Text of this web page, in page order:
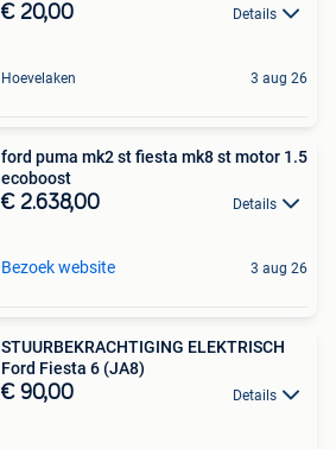
€ 20,00 Details
Hoevelaken 3 aug 26
ford puma mk2 st fiesta mk8 st motor 1.5
ecoboost
€ 2.638,00 Details
Bezoek website 3 aug 26
STUURBEKRACHTIGING ELEKTRISCH
Ford Fiesta 6 (JA8)
€ 90,00 Details